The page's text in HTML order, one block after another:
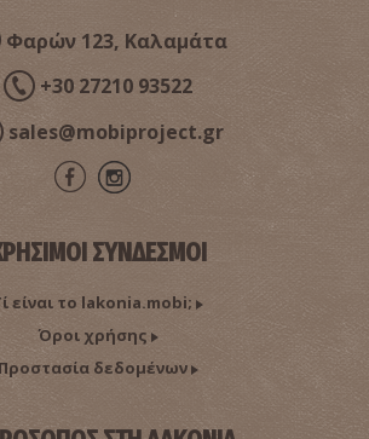
Μηχανών Τάκη Αϊβαλή
Φαρών 123, Καλαμάτα
+30 27210 93522
sales@mobiproject.gr
ΣΥΝΔΕΣΜΟΙ
είναι το lakonia.mobi;
Όροι χρήσης
Προστασία δεδομένων